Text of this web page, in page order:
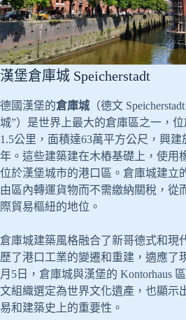
漢堡倉庫城 Speicherstadt
德國漢堡的倉庫城 （德文
城”）是世界上最大的倉庫區之一，
1.5公里，面積達63萬平方公尺，興建
年。這些建築建在木樁基礎上，使用
位於漢堡城市的港口區。倉庫城建立
由區內轉運貨物而不需繳納關稅，從
際貿易樞紐的地位。
倉庫城建築風格融合了新哥德式和現
歷了港口工業的變遷和重建，適應了
月5日，倉庫城與漢堡的 Kontorhaus
文組織選定為世界文化遺產，也顯示
易和建築史上的重要性。